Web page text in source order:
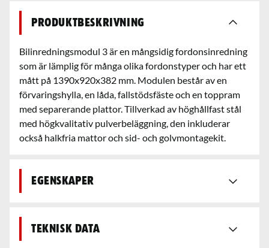
Produktbeskrivning
Bilinredningsmodul 3 är en mångsidig fordonsinredning
som är lämplig för många olika fordonstyper och har ett
mått på 1390x920x382 mm. Modulen består av en
förvaringshylla, en låda, fallstödsfäste och en toppram
med separerande plattor. Tillverkad av höghållfast stål
med högkvalitativ pulverbeläggning, den inkluderar
också halkfria mattor och sid- och golvmontagekit.
Egenskaper
Teknisk data